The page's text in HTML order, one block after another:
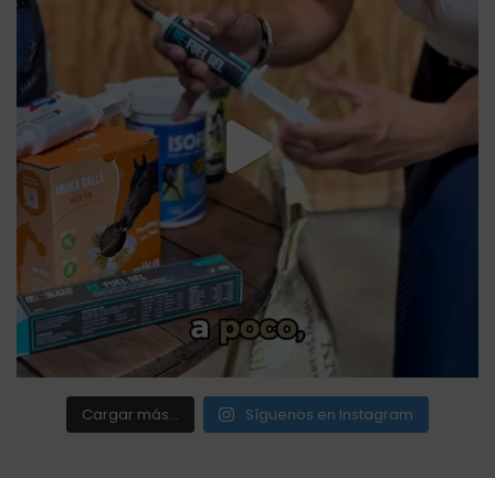
Cargar más... Síguenos en Instagram